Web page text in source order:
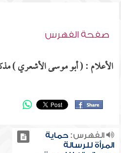
صفحة الفهرس
الأعلام : ( أبو موسى الأشعري )
الفهرس:حماية
المرأة للرسالة